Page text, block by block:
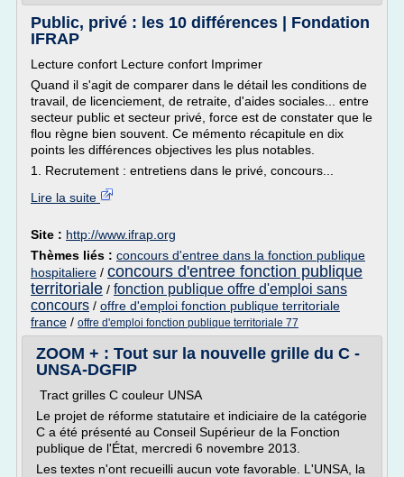
Public, privé : les 10 différences | Fondation
IFRAP
Lecture confort Lecture confort Imprimer
Quand il s'agit de comparer dans le détail les conditions de
travail, de licenciement, de retraite, d'aides sociales... entre
secteur public et secteur privé, force est de constater que le
flou règne bien souvent. Ce mémento récapitule en dix
points les différences objectives les plus notables.
1. Recrutement : entretiens dans le privé, concours...
Lire la suite
Site : http://www.ifrap.org
Thèmes liés : concours d'entree dans la fonction publique
hospitaliere / concours d'entree fonction publique
territoriale / fonction publique offre d'emploi sans
concours / offre d'emploi fonction publique territoriale
france / offre d'emploi fonction publique territoriale 77
ZOOM + : Tout sur la nouvelle grille du C -
UNSA-DGFIP
Tract grilles C couleur UNSA
Le projet de réforme statutaire et indiciaire de la catégorie
C a été présenté au Conseil Supérieur de la Fonction
publique de l'État, mercredi 6 novembre 2013.
Les textes n'ont recueilli aucun vote favorable. L'UNSA, la